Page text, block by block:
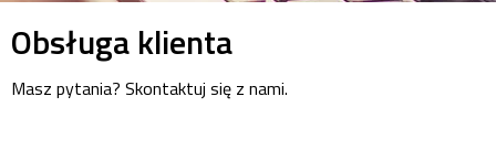
Obsługa klienta
Masz pytania? Skontaktuj się z nami.